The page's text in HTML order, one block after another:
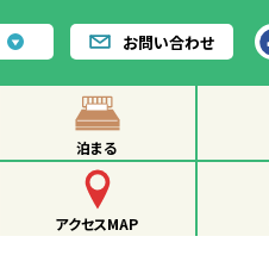
お問い合わせ
泊まる
アクセスMAP